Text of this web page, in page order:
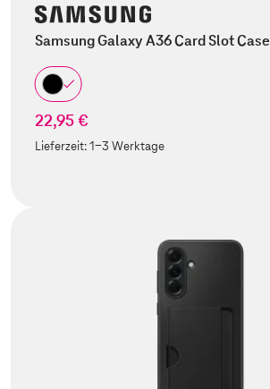
Samsung Galaxy A36 Card Slot Case
22,95 €
Lieferzeit:1-3 Werktage